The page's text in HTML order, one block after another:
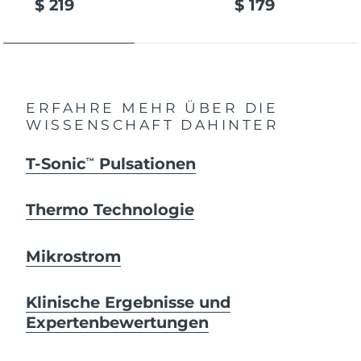
$ 219 $ 179
ERFAHRE MEHR ÜBER DIE
WISSENSCHAFT DAHINTER
T-SonicTM Pulsationen
Thermo Technologie
Mikrostrom
Klinische Ergebnisse und
Expertenbewertungen